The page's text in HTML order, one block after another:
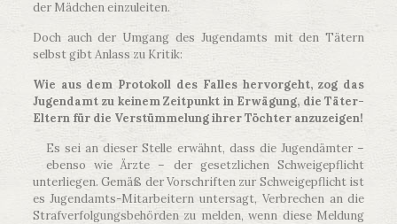
der Mädchen einzuleiten.
Doch auch der Umgang des Jugendamts mit den Tätern
selbst gibt Anlass zu Kritik:
Wie aus dem Protokoll des Falles hervorgeht, zog das
Jugendamt zu keinem Zeitpunkt in Erwägung, die Täter-
Eltern für die Verstümmelung ihrer Töchter anzuzeigen!
Es sei an dieser Stelle erwähnt, dass die Jugendämter –
ebenso wie Ärzte – der gesetzlichen Schweigepflicht
unterliegen. Gemäß der Vorschriften zur Schweigepflicht ist
es Jugendamts-Mitarbeitern untersagt, Verbrechen an die
Strafverfolgungsbehörden zu melden, wenn diese Meldung